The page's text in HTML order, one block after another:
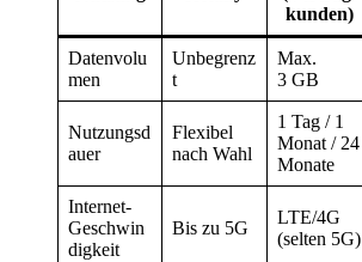
kunden)
Datenvolu
men
Unbegrenz
t
Max.
3 GB
Nutzungsd
auer
Flexibel
nach Wahl
1 Tag / 1
Monat / 24
Monate
Internet-
Geschwin
digkeit
Bis zu 5G
LTE/4G
(selten 5G)